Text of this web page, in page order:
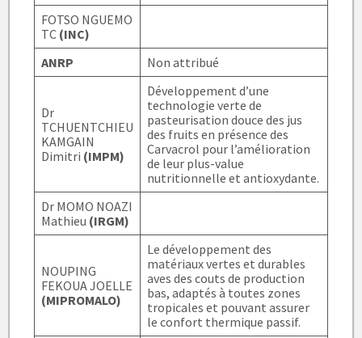
FOTSO NGUEMO
TC (INC)
ANRP
Non attribué
Dr
TCHUENTCHIEU
KAMGAIN
Dimitri (IMPM)
Développement d’une
technologie verte de
pasteurisation douce des jus
des fruits en présence des
Carvacrol pour l’amélioration
de leur plus-value
nutritionnelle et antioxydante.
Dr MOMO NOAZI
Mathieu (IRGM)
NOUPING
FEKOUA JOELLE
(MIPROMALO)
Le développement des
matériaux vertes et durables
aves des couts de production
bas, adaptés à toutes zones
tropicales et pouvant assurer
le confort thermique passif.